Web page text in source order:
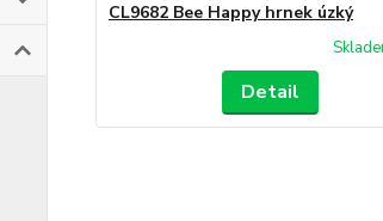
CL9682 Bee Happy hrnek úzký
Detail